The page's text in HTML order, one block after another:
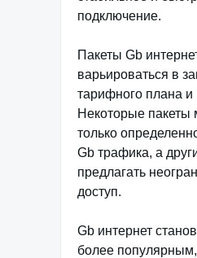
подключение.
Пакеты Gb
варьироваться в
тарифного плана и
Некоторые пакеты
только
Gb трафика, а
предлагать
доступ.
Gb интернет
более популярным,